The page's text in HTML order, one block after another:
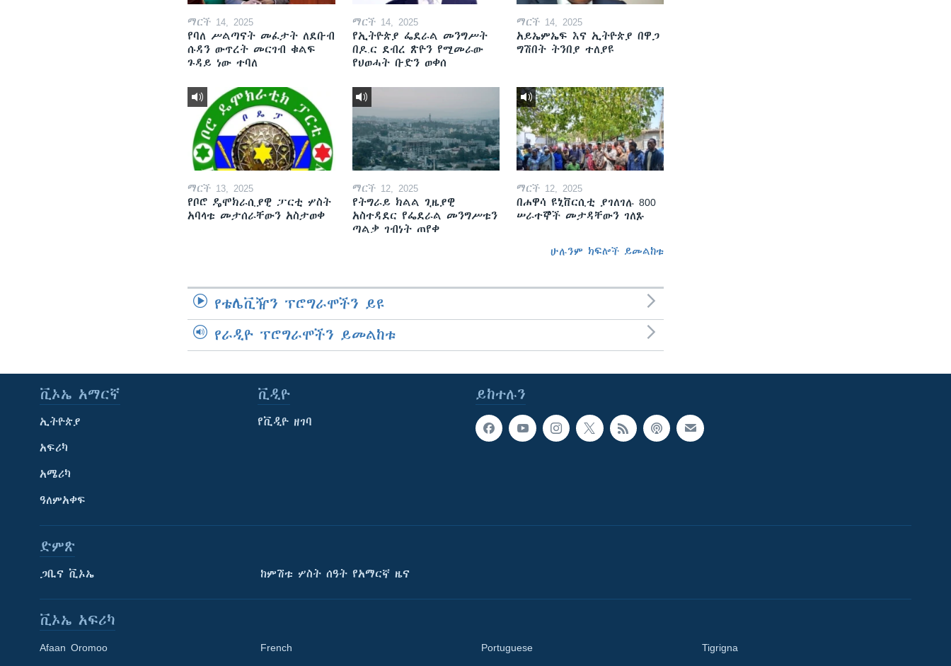
ማርች 14, 2025
የባለ ሥልጣናት መፈታት ለደቡብ
ሱዳን ውጥረት መርገብ ቁልፍ
ጉዳይ ነው ተባለ
ማርች 14, 2025
የኢትዮጵያ ፌደራል መንግሥት
በዶ.ር ደብረ ጽዮን የሚመራው
የህወሓት ቡድን ወቀሰ
ማርች 14, 2025
አይኤምኤፍ እና ኢትዮጵያ በዋጋ
ግሽበት ትንበያ ተለያዩ
ማርች 13, 2025
የቦሮ ዴሞክራሲያዊ ፓርቲ ሦስት
አባላቱ መታሰራቸውን አስታወቀ
ማርች 12, 2025
የትግራይ ክልል ጊዜያዊ
አስተዳደር የፌደራል መንግሥቱን
ጣልቃ ገብነት ጠየቀ
ማርች 12, 2025
በሐዋሳ ዩኒቨርሲቲ ያገለገሉ 800
ሠራተኞች መታዳቸውን ገለጹ
ሁሉንም ክፍሎች ይመልከቱ
የቴሌቪዥን ፕሮግራሞችን ይዩ
የራዲዮ ፕሮግራሞችን ይመልከቱ
ይከተሉን
ቪኦኤ አማርኛ
ኢትዮጵያ
አፍሪካ
አሜሪካ
ዓለምአቀፍ
ቪዲዮ
የቪዲዮ ዘገባ
ድምጽ
ጋቢና ቪኦኤ ከምሽቱ ሦስት ሰዓት የአማርኛ ዜና
ቪኦኤ አፍሪካ
Afaan Oromoo French Portuguese Tigrigna